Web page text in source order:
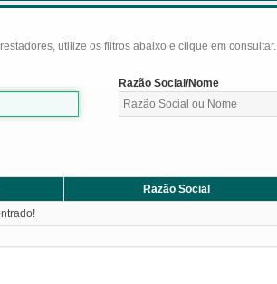
utilize os filtros abaixo e clique em consultar.
Razão Social/Nome
Razão Social